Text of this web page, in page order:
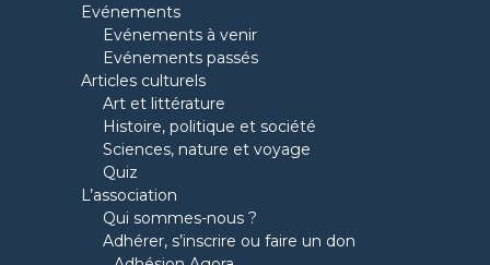
Evénements
Evénements à venir
Evénements passés
Articles culturels
Art et littérature
Histoire, politique et société
Sciences, nature et voyage
Quiz
L’association
Qui sommes-nous ?
Adhérer, s’inscrire ou faire un don